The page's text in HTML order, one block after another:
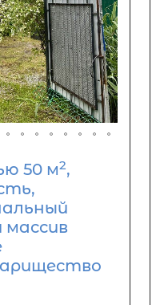
50 м2,
массив